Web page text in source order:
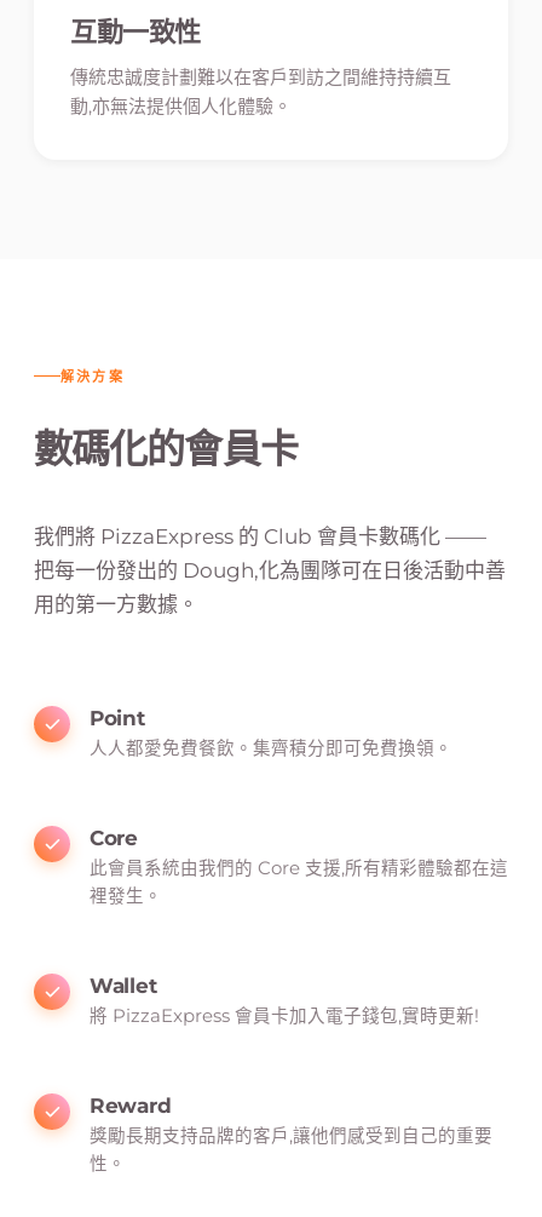
互動一致性
傳統忠誠度計劃難以在客戶到訪之間維持持續互
動,亦無法提供個人化體驗。
解決方案
數碼化的會員卡
我們將 PizzaExpress 的 Club 會員卡數碼化 ——
把每一份發出的 Dough,化為團隊可在日後活動中善
用的第一方數據。
Point
人人都愛免費餐飲。集齊積分即可免費換領。
Core
此會員系統由我們的 Core 支援,所有精彩體驗都在這
裡發生。
Wallet
將 PizzaExpress 會員卡加入電子錢包,實時更新!
Reward
獎勵長期支持品牌的客戶,讓他們感受到自己的重要
性。